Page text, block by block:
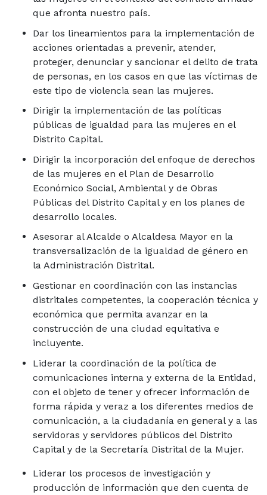
que afronta nuestro país.
Dar los lineamientos para la implementación de
acciones orientadas a prevenir, atender,
proteger, denunciar y sancionar el delito de trata
de personas, en los casos en que las víctimas de
este tipo de violencia sean las mujeres.
Dirigir la implementación de las políticas
públicas de igualdad para las mujeres en el
Distrito Capital.
Dirigir la incorporación del enfoque de derechos
de las mujeres en el Plan de Desarrollo
Económico Social, Ambiental y de Obras
Públicas del Distrito Capital y en los planes de
desarrollo locales.
Asesorar al Alcalde o Alcaldesa Mayor en la
transversalización de la igualdad de género en
la Administración Distrital.
Gestionar en coordinación con las instancias
distritales competentes, la cooperación técnica y
económica que permita avanzar en la
construcción de una ciudad equitativa e
incluyente.
Liderar la coordinación de la política de
comunicaciones interna y externa de la Entidad,
con el objeto de tener y ofrecer información de
forma rápida y veraz a los diferentes medios de
comunicación, a la ciudadanía en general y a las
servidoras y servidores públicos del Distrito
Capital y de la Secretaría Distrital de la Mujer.
Liderar los procesos de investigación y
producción de información que den cuenta de